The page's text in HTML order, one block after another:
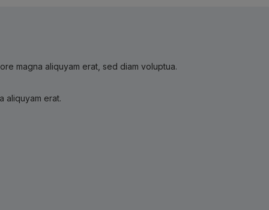
magna aliquyam erat, sed diam voluptua.
aliquyam erat.